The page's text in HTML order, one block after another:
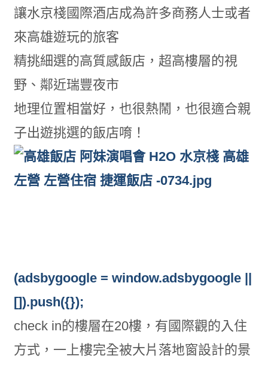
讓水京棧國際酒店成為許多商務人士或者
來高雄遊玩的旅客
精挑細選的高質感飯店，超高樓層的視
野、鄰近瑞豐夜市
地理位置相當好，也很熱鬧，也很適合親
子出遊挑選的飯店唷！
(adsbygoogle = window.adsbygoogle ||
[]).push({});
check in的樓層在20樓，有國際觀的入住
方式，一上樓完全被大片落地窗設計的景